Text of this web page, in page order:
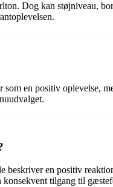
Dog kan støjniveau,
en positiv oplevelse,
en positiv
tilgang til